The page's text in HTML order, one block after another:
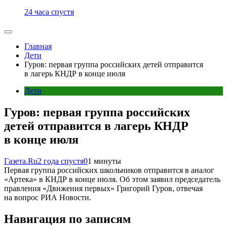
24 часа спустя
Главная
Дети
Гуров: первая группа российских детей отправится
в лагерь КНДР в конце июля
Дети
Гуров: первая группа российских
детей отправится в лагерь КНДР
в конце июля
Газета.Ru2 года спустя01 минуты
Первая группа российских школьников отправится в аналог
«Артека» в КНДР в конце июля. Об этом заявил председатель
правления «Движения первых» Григорий Гуров, отвечая
на вопрос РИА Новости.
Навигация по записям